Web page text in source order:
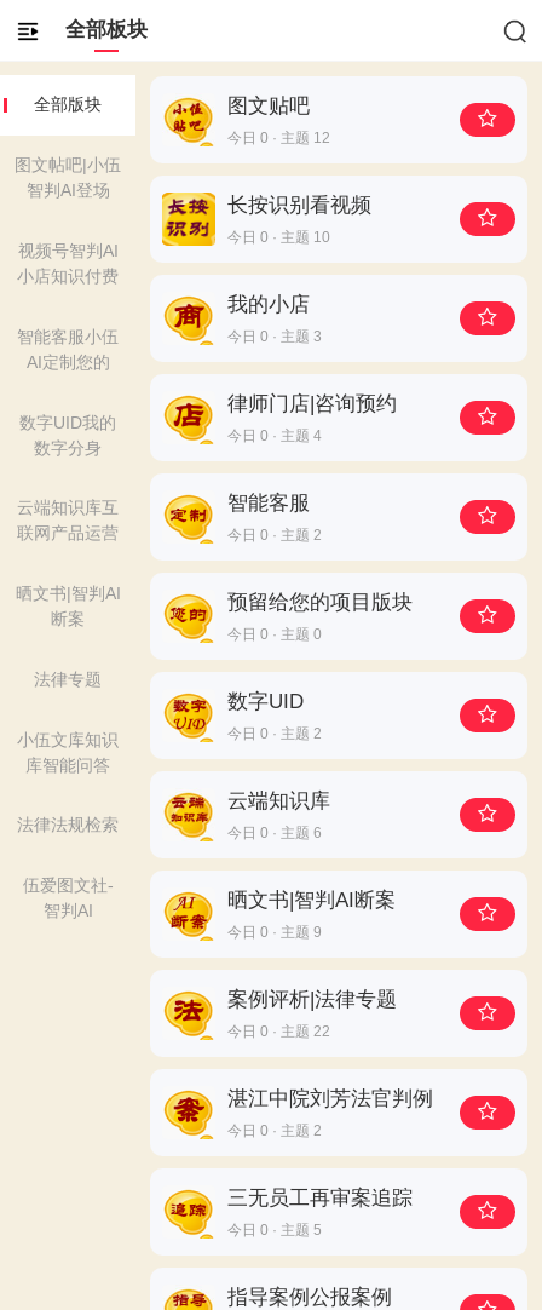
全部板块
全部版块
图文帖吧|小伍
智判AI登场
视频号智判AI
小店知识付费
智能客服小伍
AI定制您的
数字UID我的
数字分身
云端知识库互
联网产品运营
晒文书|智判AI
断案
法律专题
小伍文库知识
库智能问答
法律法规检索
伍爱图文社-
智判AI
图文贴吧
今日 0 · 主题 12
长按识别看视频
今日 0 · 主题 10
我的小店
今日 0 · 主题 3
律师门店|咨询预约
今日 0 · 主题 4
智能客服
今日 0 · 主题 2
预留给您的项目版块
今日 0 · 主题 0
数字UID
今日 0 · 主题 2
云端知识库
今日 0 · 主题 6
晒文书|智判AI断案
今日 0 · 主题 9
案例评析|法律专题
今日 0 · 主题 22
湛江中院刘芳法官判例
今日 0 · 主题 2
三无员工再审案追踪
今日 0 · 主题 5
指导案例公报案例